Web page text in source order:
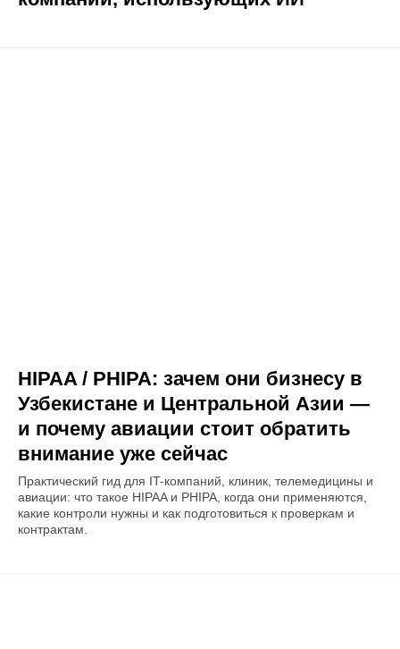
HIPAA / PHIPA: зачем они бизнесу в
Узбекистане и Центральной Азии —
и почему авиации стоит обратить
внимание уже сейчас
Практический гид для IT-компаний, клиник, телемедицины и
авиации: что такое HIPAA и PHIPA, когда они применяются,
какие контроли нужны и как подготовиться к проверкам и
контрактам.